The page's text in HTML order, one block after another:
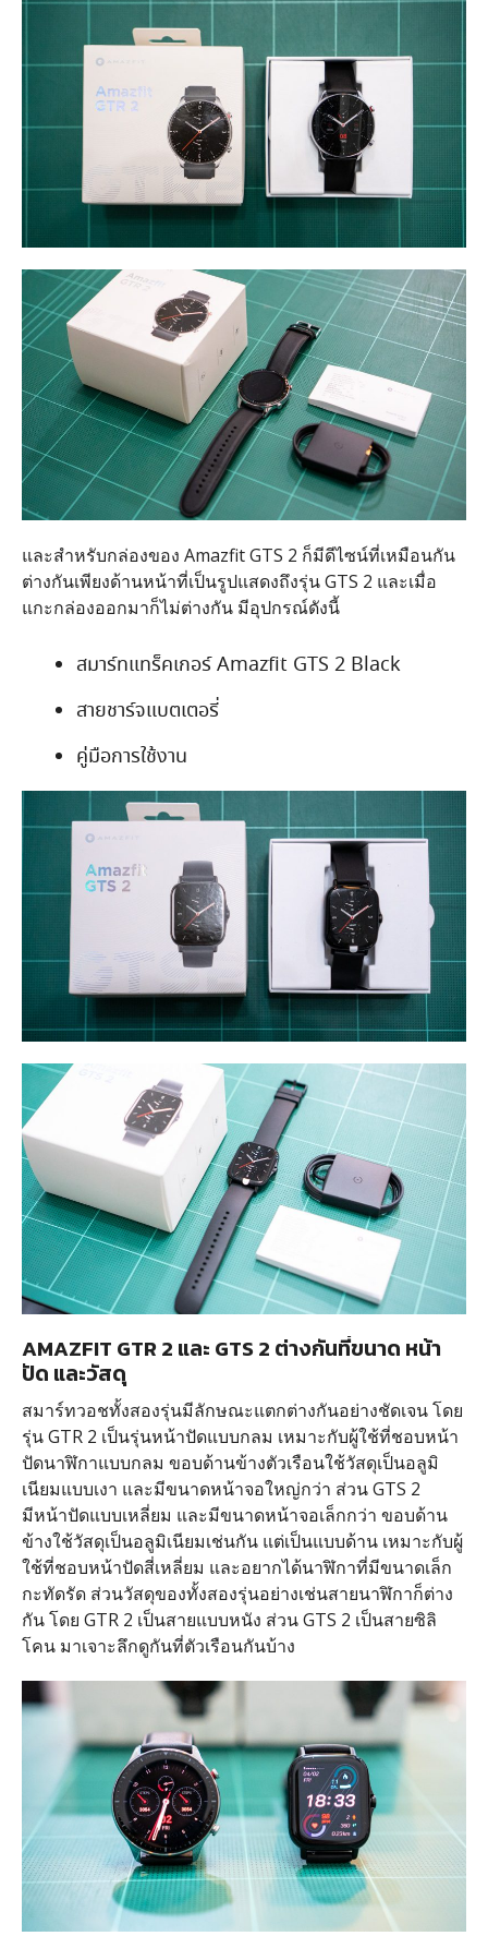
และสำหรับกล่องของ Amazfit GTS 2 ก็มีดีไซน์ที่เหมือนกัน
ต่างกันเพียงด้านหน้าที่เป็นรูปแสดงถึงรุ่น GTS 2 และเมื่อ
แกะกล่องออกมาก็ไม่ต่างกัน มีอุปกรณ์ดังนี้
สมาร์ทแทร็คเกอร์ Amazfit GTS 2 Black
สายชาร์จแบตเตอรี่
คู่มือการใช้งาน
AMAZFIT GTR 2 และ GTS 2 ต่างกันที่ขนาด หน้า
ปัด และวัสดุ
สมาร์ทวอชทั้งสองรุ่นมีลักษณะแตกต่างกันอย่างชัดเจน โดย
รุ่น GTR 2 เป็นรุ่นหน้าปัดแบบกลม เหมาะกับผู้ใช้ที่ชอบหน้า
ปัดนาฬิกาแบบกลม ขอบด้านข้างตัวเรือนใช้วัสดุเป็นอลูมิ
เนียมแบบเงา และมีขนาดหน้าจอใหญ่กว่า ส่วน GTS 2
มีหน้าปัดแบบเหลี่ยม และมีขนาดหน้าจอเล็กกว่า ขอบด้าน
ข้างใช้วัสดุเป็นอลูมิเนียมเช่นกัน แต่เป็นแบบด้าน เหมาะกับผู้
ใช้ที่ชอบหน้าปัดสี่เหลี่ยม และอยากได้นาฬิกาที่มีขนาดเล็ก
กะทัดรัด ส่วนวัสดุของทั้งสองรุ่นอย่างเช่นสายนาฬิกาก็ต่าง
กัน โดย GTR 2 เป็นสายแบบหนัง ส่วน GTS 2 เป็นสายซิลิ
โคน มาเจาะลึกดูกันที่ตัวเรือนกันบ้าง